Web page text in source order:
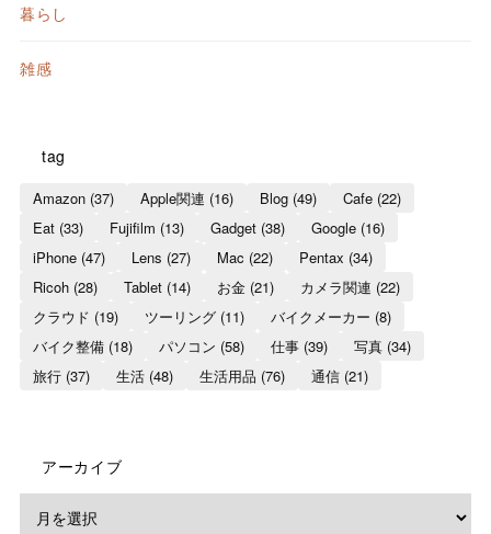
暮らし
雑感
tag
Amazon(37) Apple関連 (16) Blog(49) Cafe(22)
Eat(33) Fujifilm (13) Gadget(38) Google(16)
iPhone(47) Lens (27) Mac (22) Pentax (34)
Ricoh(28) Tablet(14) お金(21) カメラ関連 (22)
クラウド (19) ツーリング(11) バイクメーカー (8)
バイク整備(18) パソコン (58) 仕事(39) 写真(34)
旅行(37) 生活(48) 生活用品 (76) 通信(21)
アーカイブ